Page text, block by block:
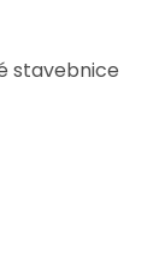
stavebnice